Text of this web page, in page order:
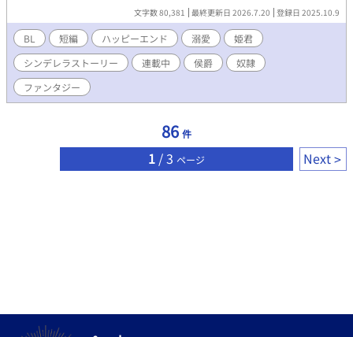
文字数 80,381 最終更新日 2026.7.20 登録日 2025.10.9
BL 短編 ハッピーエンド 溺愛
姫君
シンデレラストーリー
連載中 侯爵
奴隷
ファンタジー
86 件
1 / 3 ページ Next